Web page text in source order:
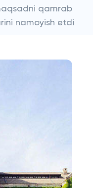
qamrab
namoyish etdi